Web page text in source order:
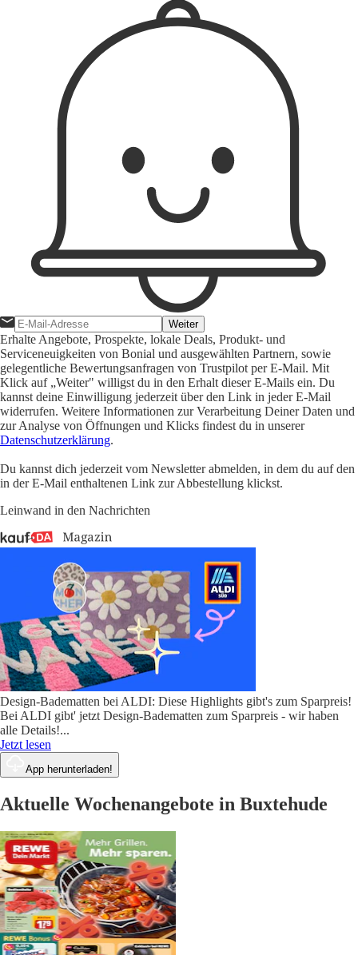
Weiter
Erhalte Angebote, Prospekte, lokale Deals, Produkt- und
Serviceneuigkeiten von Bonial und ausgewählten Partnern, sowie
gelegentliche Bewertungsanfragen von Trustpilot per E-Mail. Mit
Klick auf „Weiter" willigst du in den Erhalt dieser E-Mails ein. Du
kannst deine Einwilligung jederzeit über den Link in jeder E-Mail
widerrufen. Weitere Informationen zur Verarbeitung Deiner Daten und
zur Analyse von Öffnungen und Klicks findest du in unserer
Datenschutzerklärung.
Du kannst dich jederzeit vom Newsletter abmelden, in dem du auf den
in der E-Mail enthaltenen Link zur Abbestellung klickst.
Leinwand in den Nachrichten
Design-Badematten bei ALDI: Diese Highlights gibt's zum Sparpreis!
Bei ALDI gibt' jetzt Design-Badematten zum Sparpreis - wir haben
alle Details!...
Jetzt lesen
App herunterladen!
Aktuelle Wochenangebote in Buxtehude